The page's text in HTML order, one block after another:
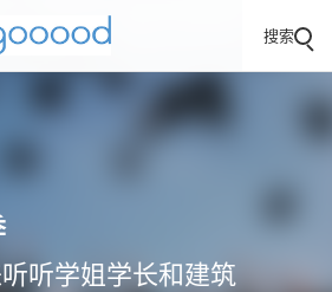
搜索
听学姐学长和建筑